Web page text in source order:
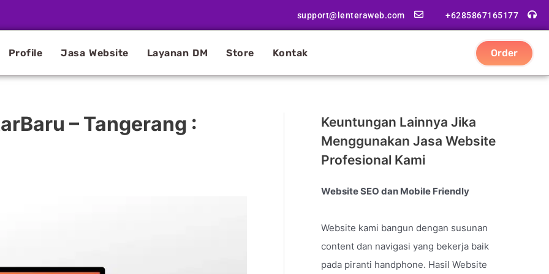
support@lenteraweb.com +6285867165177
Profile Jasa Website Layanan DM Store Kontak Order
– Tangerang :
Keuntungan Lainnya Jika
Menggunakan Jasa Website
Profesional Kami
Website SEO dan Mobile Friendly
Website kami bangun dengan susunan
content dan navigasi yang bekerja baik
pada piranti handphone. Hasil Website